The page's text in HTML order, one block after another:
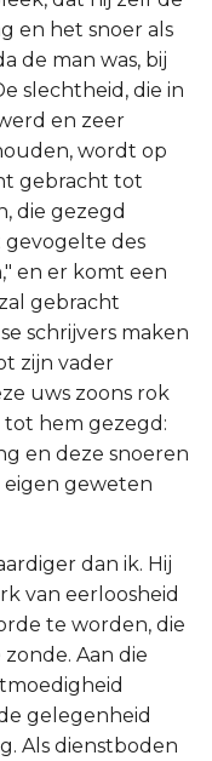
en het snoer als
de man was, bij
slechtheid, die in
en zeer
wordt op
gebracht tot
die gezegd
gevogelte des
en er komt een
gebracht
schrijvers maken
zijn vader
uws zoons rok
tot hem gezegd:
en deze snoeren
eigen geweten
dan ik. Hij
van eerloosheid
te worden, die
Aan die
gelegenheid
Als dienstboden